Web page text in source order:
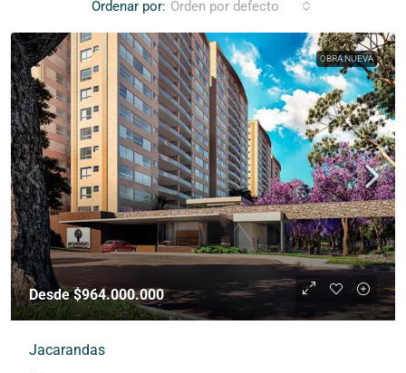
Ordenar por: Orden por defecto
OBRA NUEVA
Desde $964.000.000
Jacarandas